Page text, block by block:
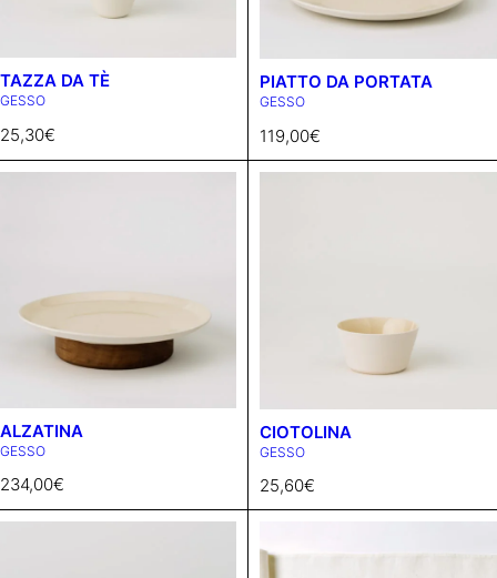
TAZZA DA TÈ
GESSO
25,30€
PIATTO DA PORTATA
GESSO
119,00€
ALZATINA
GESSO
234,00€
CIOTOLINA
GESSO
25,60€